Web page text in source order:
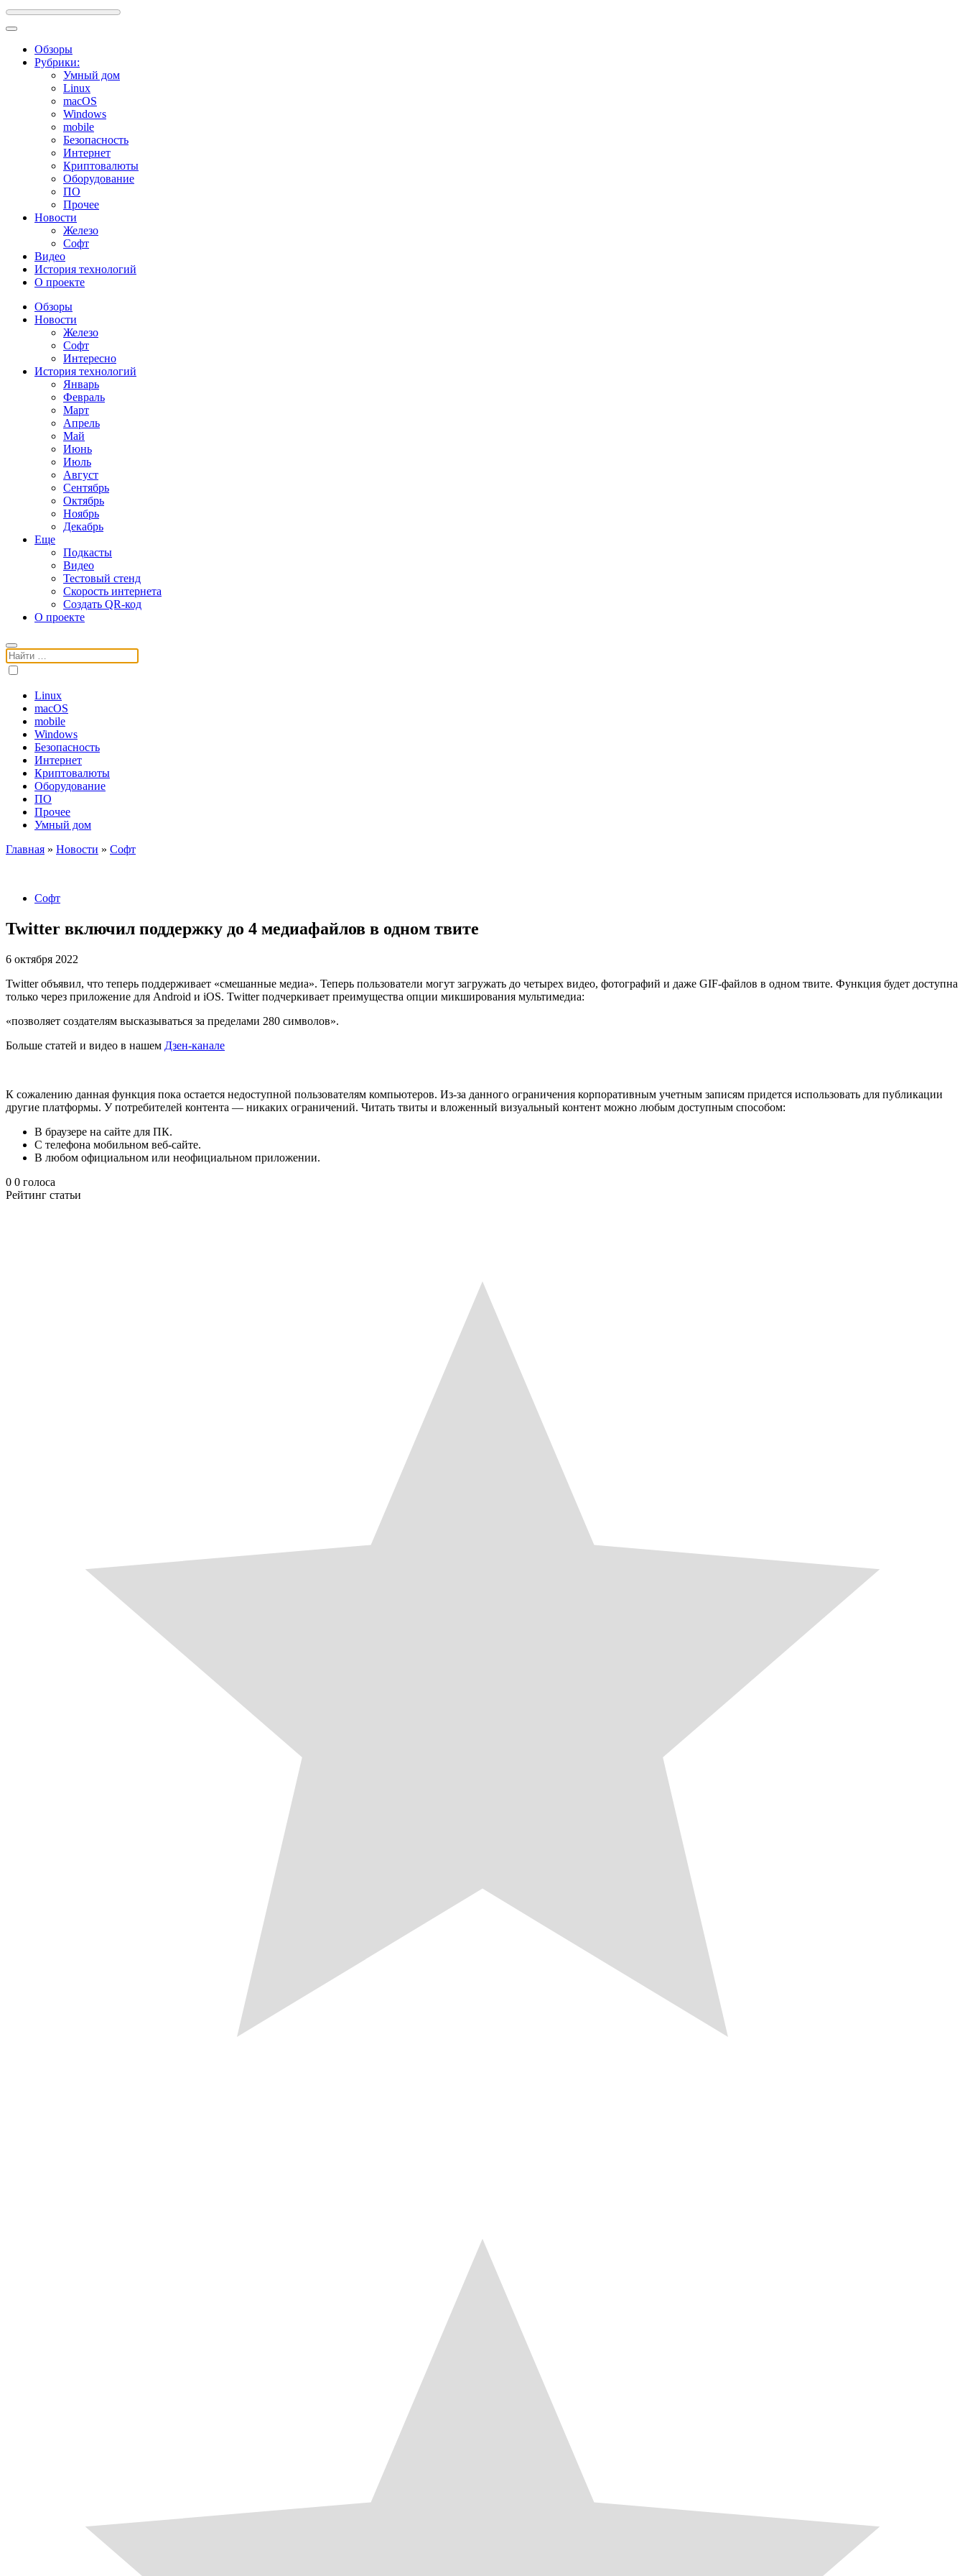
Обзоры
Рубрики:
Умный дом
Linux
macOS
Windows
mobile
Безопасность
Интернет
Криптовалюты
Оборудование
ПО
Прочее
Новости
Железо
Софт
Видео
История технологий
О проекте
Обзоры
Новости
Железо
Софт
Интересно
История технологий
Январь
Февраль
Март
Апрель
Май
Июнь
Июль
Август
Сентябрь
Октябрь
Ноябрь
Декабрь
Еще
Подкасты
Видео
Тестовый стенд
Скорость интернета
Создать QR-код
О проекте
Поиск:
Linux
macOS
mobile
Windows
Безопасность
Интернет
Криптовалюты
Оборудование
ПО
Прочее
Умный дом
Главная » Новости » Софт
Софт
Twitter включил поддержку до 4 медиафайлов в одном твите
6 октября 2022
Twitter объявил, что теперь поддерживает «смешанные медиа». Теперь пользователи могут загружать до четырех видео, фотографий и даже GIF-файлов в одном твите. Функция будет доступна
только через приложение для Android и iOS. Twitter подчеркивает преимущества опции микширования мультимедиа:
«позволяет создателям высказываться за пределами 280 символов».
Больше статей и видео в нашем Дзен-канале
К сожалению данная функция пока остается недоступной пользователям компьютеров. Из-за данного ограничения корпоративным учетным записям придется использовать для публикации
другие платформы. У потребителей контента — никаких ограничений. Читать твиты и вложенный визуальный контент можно любым доступным способом:
В браузере на сайте для ПК.
С телефона мобильном веб-сайте.
В любом официальном или неофициальном приложении.
0 0 голоса
Рейтинг статьи